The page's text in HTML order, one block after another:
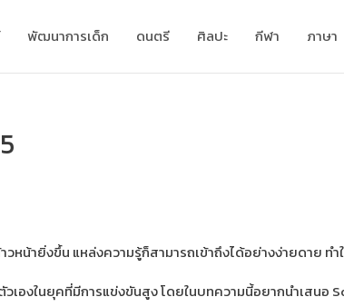
พัฒนาการเด็ก ดนตรี ศิลปะ กีฬา ภาษา
หน้ายิ่งขึ้น แหล่งความรู้ก็สามารถเข้าถึงได้อย่างง่ายดาย ท
องในยุคที่มีการแข่งขันสูง โดยในบทความนี้อยากนำเสนอ